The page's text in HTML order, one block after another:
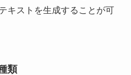
キストを生成することが可
類